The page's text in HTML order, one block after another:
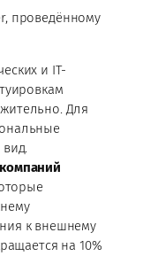
проведённому
и IT-
Для
к внешнему
на 10%